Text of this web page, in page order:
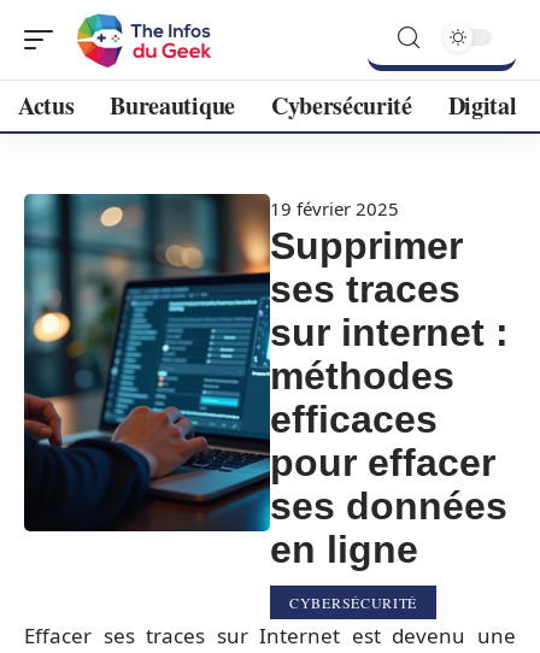
Actus Bureautique Cybersécurité Digital
19 février 2025
Supprimer
ses traces
sur internet :
méthodes
efficaces
pour effacer
ses données
en ligne
CYBERSÉCURITÉ
Effacer ses traces sur Internet est devenu une